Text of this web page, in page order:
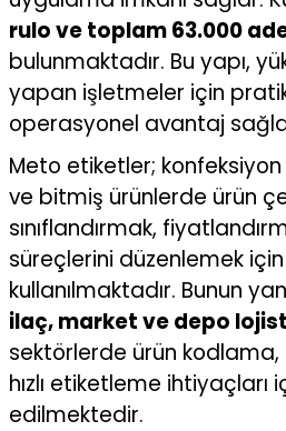
rulo ve toplam 63.000
bulunmaktadır. Bu yapı,
yapan işletmeler için
operasyonel avantaj
Meto etiketler;
ve bitmiş ürünlerde ürün
sınıflandırmak,
süreçlerini düzenlemek
kullanılmaktadır. Bunun
ilaç, market ve depo
sektörlerde ürün
hızlı etiketleme ihtiyaçları
edilmektedir.